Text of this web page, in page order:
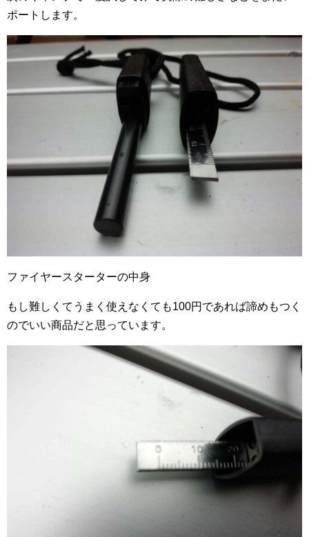
ポートします。
ファイヤースターターの中身
もし難しくてうまく使えなくても100円であれば諦めもつく
のでいい商品だと思っています。